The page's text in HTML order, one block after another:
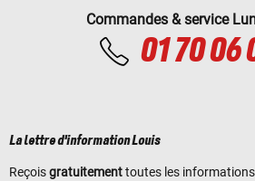
Commandes & service
01 70 06
La lettre d'information Louis
Reçoisgratuitementtoutes les